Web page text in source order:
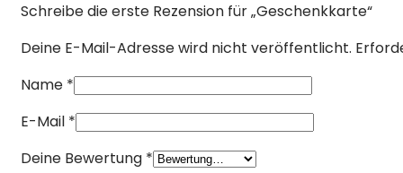
Schreibe die erste Rezension für „Geschenkkarte“
Deine E-Mail-Adresse wird nicht veröffentlicht.
Name *
E-Mail *
Deine Bewertung *